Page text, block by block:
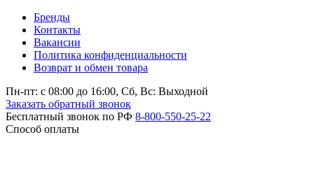
Бренды
Контакты
Вакансии
Политика конфиденциальности
Возврат и обмен товара
Пн-пт: c 08:00 до 16:00, Сб, Вс: Выходной
Заказать обратный звонок
Бесплатный звонок по РФ 8-800-550-25-22
Способ оплаты